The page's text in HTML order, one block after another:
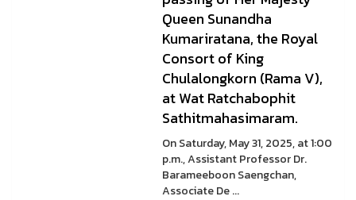
Queen Sunandha
Kumariratana, the Royal
Consort of King
Chulalongkorn (Rama V),
at Wat Ratchabophit
Sathitmahasimaram.
On Saturday, May 31, 2025, at 1:00
p.m., Assistant Professor Dr.
Barameeboon Saengchan,
Associate De ...